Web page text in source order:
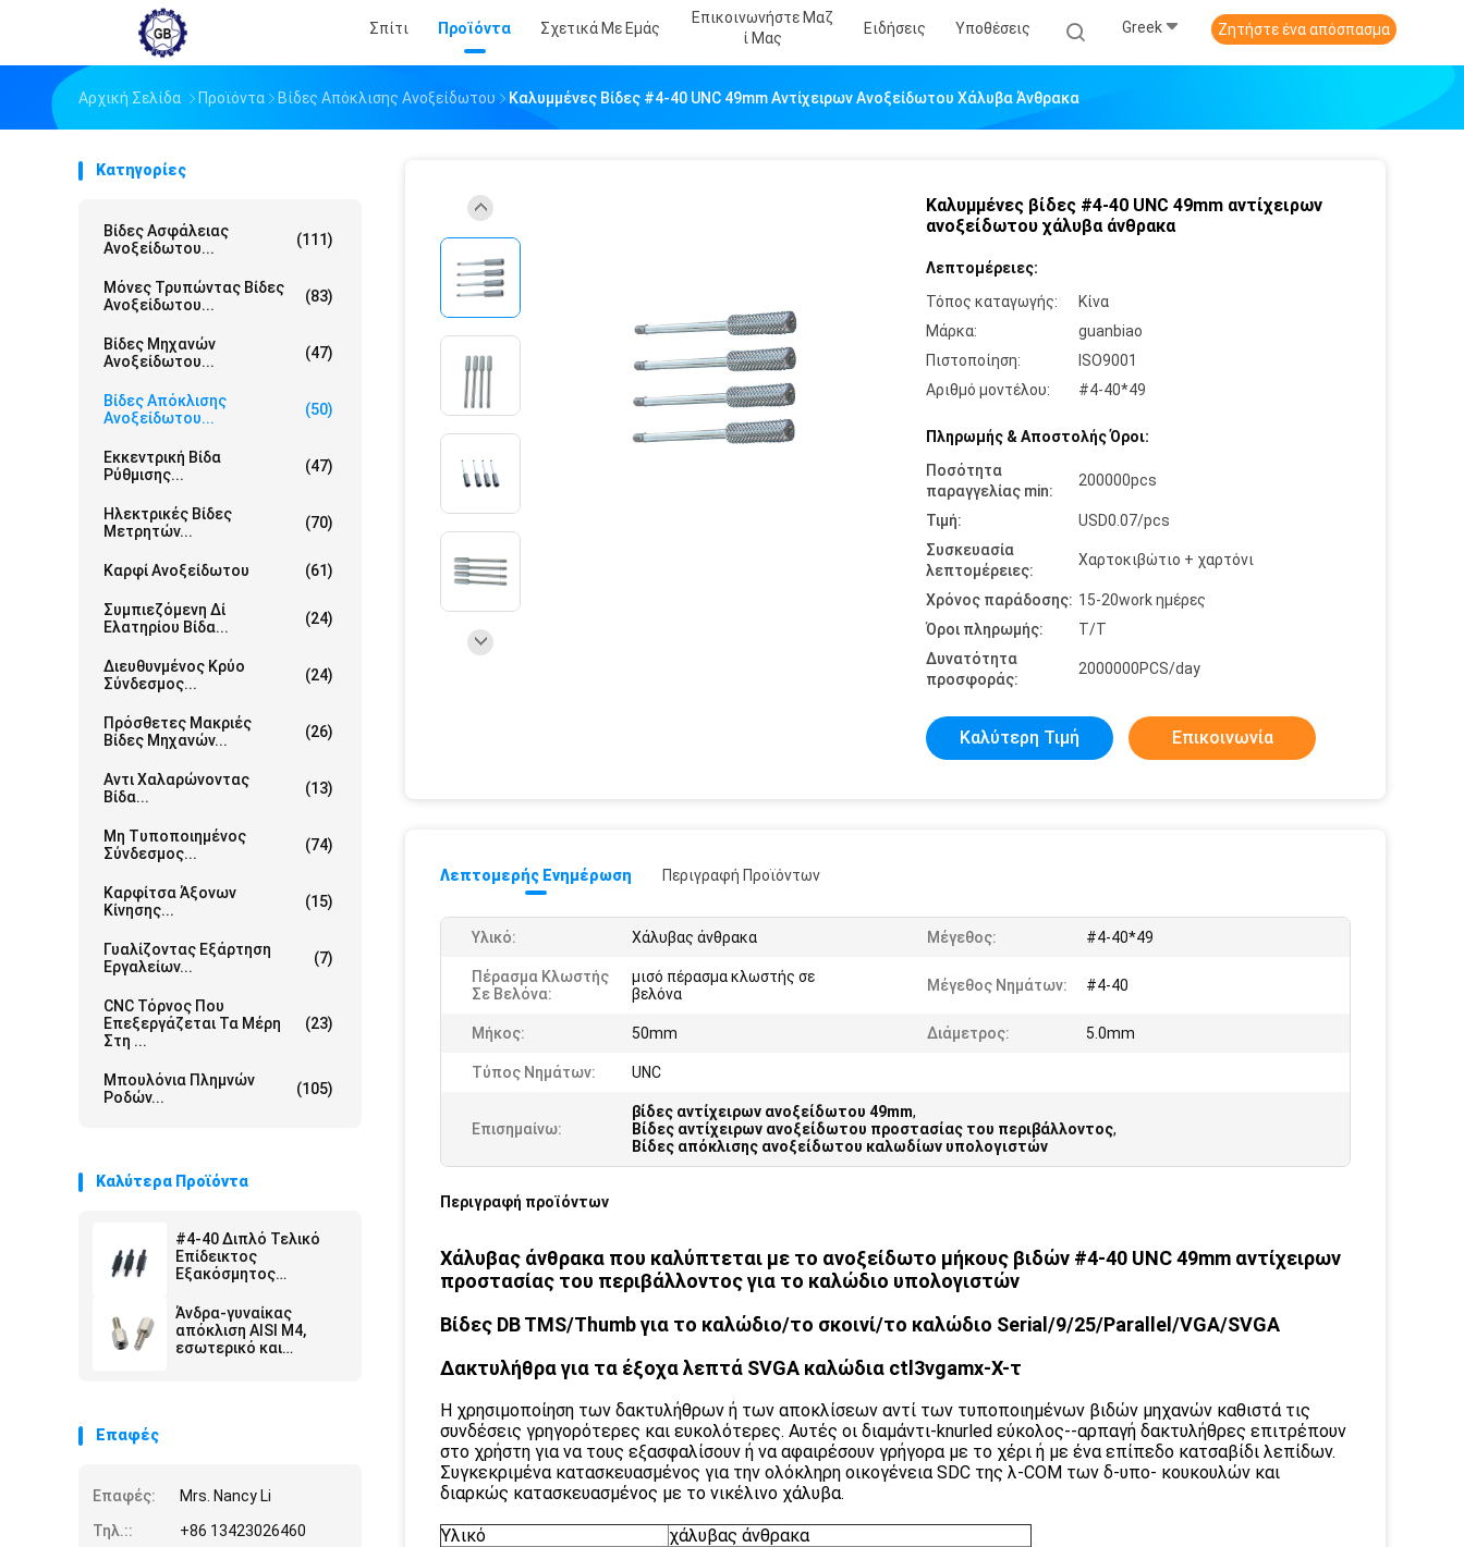
Σπίτι Προϊόντα Σχετικά Με Εμάς
Επικοινωνήστε Μαζ
Ί Μας
Ειδήσεις Υποθέσεις Greek Ζητήστε ένα απόσπασμα
Αρχική Σελίδα Προϊόντα Βίδες Απόκλισης Ανοξείδωτου Καλυμμένες Βίδες #4-40 UNC 49mm Αντίχειρων Ανοξείδωτου Χάλυβα Άνθρακα
Κατηγορίες
Βίδες Ασφάλειας
Ανοξείδωτου...
(111)
Μόνες Τρυπώντας Βίδες
Ανοξείδωτου...
(83)
Βίδες Μηχανών
Ανοξείδωτου...
(47)
Βίδες Απόκλισης
Ανοξείδωτου...
(50)
Εκκεντρική Βίδα
Ρύθμισης...
(47)
Ηλεκτρικές Βίδες
Μετρητών...
(70)
Καρφί Ανοξείδωτου (61)
Συμπιεζόμενη Δί
Ελατηρίου Βίδα...
(24)
Διευθυνμένος Κρύο
Σύνδεσμος...
(24)
Πρόσθετες Μακριές
Βίδες Μηχανών...
(26)
Αντι Χαλαρώνοντας
Βίδα...
(13)
Μη Τυποποιημένος
Σύνδεσμος...
(74)
Καρφίτσα Άξονων
Κίνησης...
(15)
Γυαλίζοντας Εξάρτηση
Εργαλείων...
(7)
CNC Τόρνος Που
Επεξεργάζεται Τα Μέρη
Στη ...
(23)
Μπουλόνια Πλημνών
Ροδών...
(105)
Καλύτερα Προϊόντα
#4-40 Διπλό Τελικό
Επίδεικτος
Εξακόσμητος
Άνδρα-γυναίκας
απόκλιση AISI M4,
εσωτερικό και
Επαφές
Επαφές:
Mrs. Nancy Li
Τηλ.::
+86 13423026460
Καλυμμένες βίδες #4-40 UNC 49mm αντίχειρων
ανοξείδωτου χάλυβα άνθρακα
Λεπτομέρειες:
Τόπος καταγωγής:
Κίνα
Μάρκα:
guanbiao
Πιστοποίηση:
ISO9001
Αριθμό μοντέλου:
#4-40*49
Πληρωμής & Αποστολής Όροι:
Ποσότητα
παραγγελίας min:
200000pcs
Τιμή:
USD0.07/pcs
Συσκευασία
λεπτομέρειες:
Χαρτοκιβώτιο + χαρτόνι
Χρόνος παράδοσης: 15-20work ημέρες
Όροι πληρωμής:
T/T
Δυνατότητα
προσφοράς:
2000000PCS/day
Καλύτερη Τιμή Επικοινωνία
Λεπτομερής Ενημέρωση Περιγραφή Προϊόντων
Υλικό: Χάλυβας άνθρακα Μέγεθος: #4-40*49
Πέρασμα Κλωστής
Σε Βελόνα:
μισό πέρασμα κλωστής σε
βελόνα
Μέγεθος Νημάτων: #4-40
Μήκος: 50mm Διάμετρος: 5.0mm
Τύπος Νημάτων: UNC
Επισημαίνω:
βίδες αντίχειρων ανοξείδωτου 49mm,
Βίδες αντίχειρων ανοξείδωτου προστασίας του περιβάλλοντος,
Βίδες απόκλισης ανοξείδωτου καλωδίων υπολογιστών
Περιγραφή προϊόντων
Χάλυβας άνθρακα που καλύπτεται με το ανοξείδωτο μήκους βιδών #4-40 UNC 49mm αντίχειρων
προστασίας του περιβάλλοντος για το καλώδιο υπολογιστών
Βίδες DB TMS/Thumb για το καλώδιο/το σκοινί/το καλώδιο Serial/9/25/Parallel/VGA/SVGA
Δακτυλήθρα για τα έξοχα λεπτά SVGA καλώδια ctl3vgamx-Χ-τ
Η χρησιμοποίηση των δακτυλήθρων ή των αποκλίσεων αντί των τυποποιημένων βιδών μηχανών καθιστά τις
συνδέσεις γρηγορότερες και ευκολότερες. Αυτές οι διαμάντι-knurled εύκολος--αρπαγή δακτυλήθρες επιτρέπουν
στο χρήστη για να τους εξασφαλίσουν ή να αφαιρέσουν γρήγορα με το χέρι ή με ένα επίπεδο κατσαβίδι λεπίδων.
Συγκεκριμένα κατασκευασμένος για την ολόκληρη οικογένεια SDC της λ-COM των δ-υπο- κουκουλών και
διαρκώς κατασκευασμένος με το νικέλινο χάλυβα.
Υλικό
χάλυβας άνθρακα